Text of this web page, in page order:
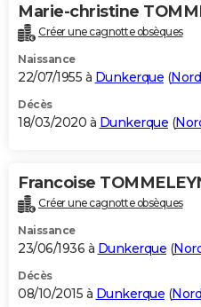
Carte de Noël
Carte Bonne année
Carte Saint-Valentin
Carte Pâques
Carte d'anniversaire
DICTIONNAIRE
Dictionnaire
Biographies
Citations
Expressions
Proverbes
PROGRAMME TV
S'inscrire
Se connecter
Lycées
Collèges
Primaires
Universités
Entreprises
Service militaire
Avis de recherche
AVIS DE DÉCÈS
Bricolage
Lifestyle
Culture
Sport
Auto
Television
Voyage
Cinema
Marie-christine
Créer une cagnotte obsèques
Naissance
22/07/1955 à Dunkerque (Nord
Décès
18/03/2020 à Dunkerque (
Francoise
Créer une cagnotte obsèques
Naissance
23/06/1936 à Dunkerque (
Décès
08/10/2015 à Dunkerque (Nord